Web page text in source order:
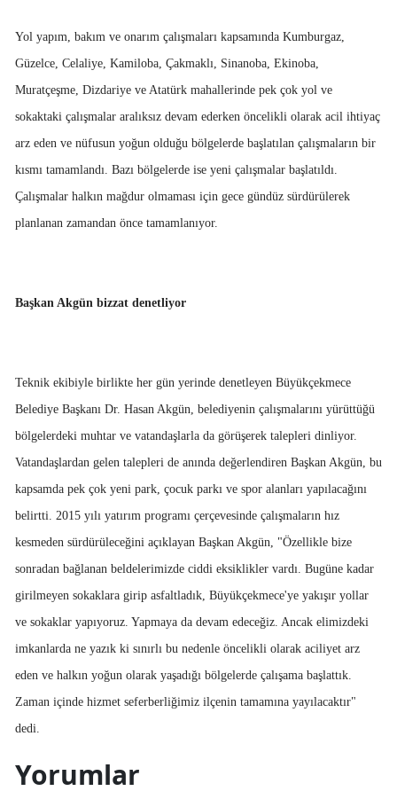
Yol yapım, bakım ve onarım çalışmaları kapsamında Kumburgaz,
Güzelce, Celaliye, Kamiloba, Çakmaklı, Sinanoba, Ekinoba,
Muratçeşme, Dizdariye ve Atatürk mahallerinde pek çok yol ve
sokaktaki çalışmalar aralıksız devam ederken öncelikli olarak acil ihtiyaç
arz eden ve nüfusun yoğun olduğu bölgelerde başlatılan çalışmaların bir
kısmı tamamlandı. Bazı bölgelerde ise yeni çalışmalar başlatıldı.
Çalışmalar halkın mağdur olmaması için gece gündüz sürdürülerek
planlanan zamandan önce tamamlanıyor.
Başkan Akgün bizzat denetliyor
Teknik ekibiyle birlikte her gün yerinde denetleyen Büyükçekmece
Belediye Başkanı Dr. Hasan Akgün, belediyenin çalışmalarını yürüttüğü
bölgelerdeki muhtar ve vatandaşlarla da görüşerek talepleri dinliyor.
Vatandaşlardan gelen talepleri de anında değerlendiren Başkan Akgün, bu
kapsamda pek çok yeni park, çocuk parkı ve spor alanları yapılacağını
belirtti. 2015 yılı yatırım programı çerçevesinde çalışmaların hız
kesmeden sürdürüleceğini açıklayan Başkan Akgün, "Özellikle bize
sonradan bağlanan beldelerimizde ciddi eksiklikler vardı. Bugüne kadar
girilmeyen sokaklara girip asfaltladık, Büyükçekmece'ye yakışır yollar
ve sokaklar yapıyoruz. Yapmaya da devam edeceğiz. Ancak elimizdeki
imkanlarda ne yazık ki sınırlı bu nedenle öncelikli olarak aciliyet arz
eden ve halkın yoğun olarak yaşadığı bölgelerde çalışama başlattık.
Zaman içinde hizmet seferberliğimiz ilçenin tamamına yayılacaktır"
dedi.
Yorumlar